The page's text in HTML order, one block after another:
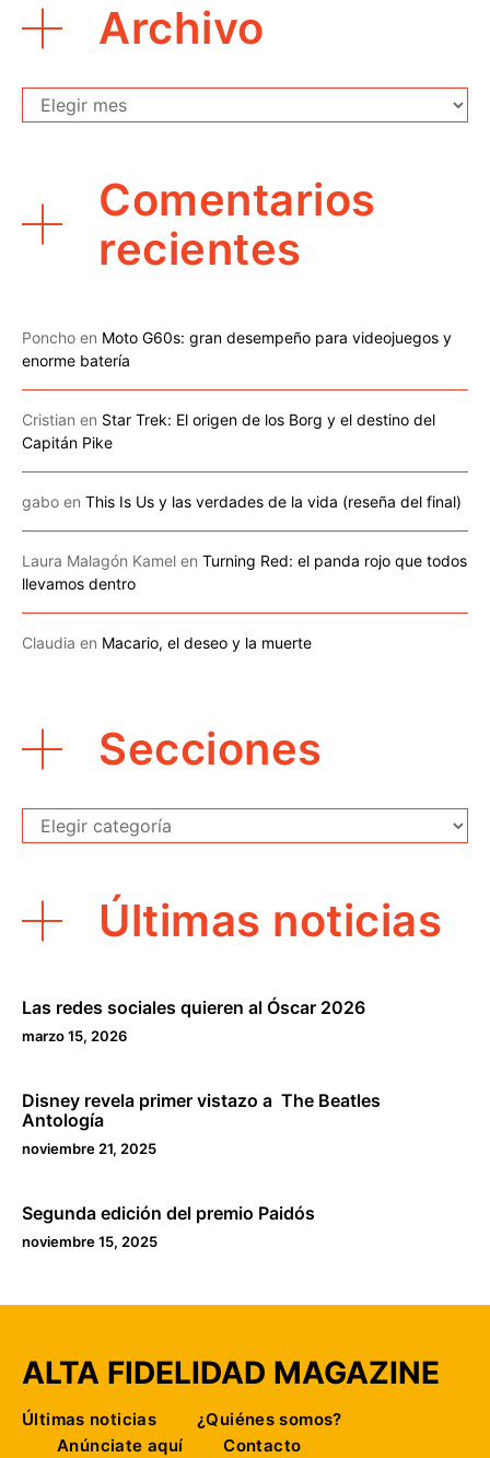
Archivo
Archivo
Comentarios
recientes
Poncho en Moto G60s: gran desempeño para videojuegos y
enorme batería
Cristian en Star Trek: El origen de los Borg y el destino del
Capitán Pike
gabo en This Is Us y las verdades de la vida (reseña del final)
Laura Malagón Kamel en Turning Red: el panda rojo que todos
llevamos dentro
Claudia en Macario, el deseo y la muerte
Secciones
Secciones
Últimas noticias
Las redes sociales quieren al Óscar 2026
marzo 15, 2026
Disney revela primer vistazo a The Beatles
Antología
noviembre 21, 2025
Segunda edición del premio Paidós
noviembre 15, 2025
ALTA FIDELIDAD MAGAZINE
Últimas noticias
¿Quiénes somos?
Anúnciate aquí
Contacto